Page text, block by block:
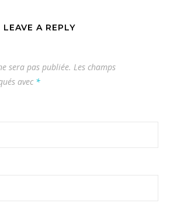
LEAVE A REPLY
sera pas publiée. Les champs
avec *